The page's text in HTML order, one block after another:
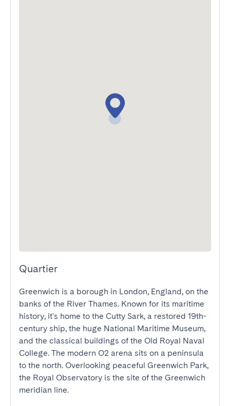
Quartier
Greenwich is a borough in London, England, on the
banks of the River Thames. Known for its maritime
history, it's home to the Cutty Sark, a restored 19th-
century ship, the huge National Maritime Museum,
and the classical buildings of the Old Royal Naval
College. The modern O2 arena sits on a peninsula
to the north. Overlooking peaceful Greenwich Park,
the Royal Observatory is the site of the Greenwich
meridian line.